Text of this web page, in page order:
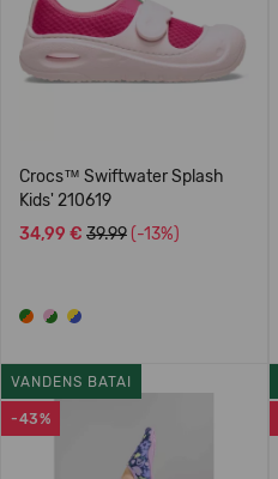
Crocs™ Swiftwater Splash
Kids' 210619
34,99 € 39.99 (-13%)
-43%
VANDENS BATAI